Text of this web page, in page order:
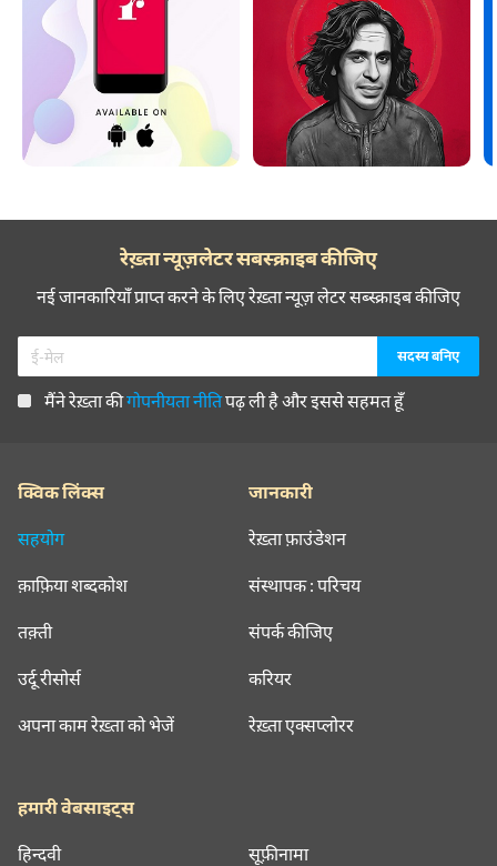
रेख़्ता न्यूज़लेटर सबस्क्राइब कीजिए
नई जानकारियाँ प्राप्त करने के लिए रेख़्ता न्यूज़ लेटर सब्स्क्राइब कीजिए
मैंने रेख़्ता कीगोपनीयता नीतिपढ़ ली है और इससे सहमत हूँ
क्विक लिंक्स
सहयोग
क़ाफ़िया शब्दकोश
तक़्ती
उर्दू रीसोर्स
अपना काम रेख़्ता को भेजें
जानकारी
रेख़्ता फ़ाउंडेशन
संस्थापक : परिचय
संपर्क कीजिए
करियर
रेख़्ता एक्सप्लोरर
हमारी वेबसाइट्स
हिन्दवी सूफ़ीनामा